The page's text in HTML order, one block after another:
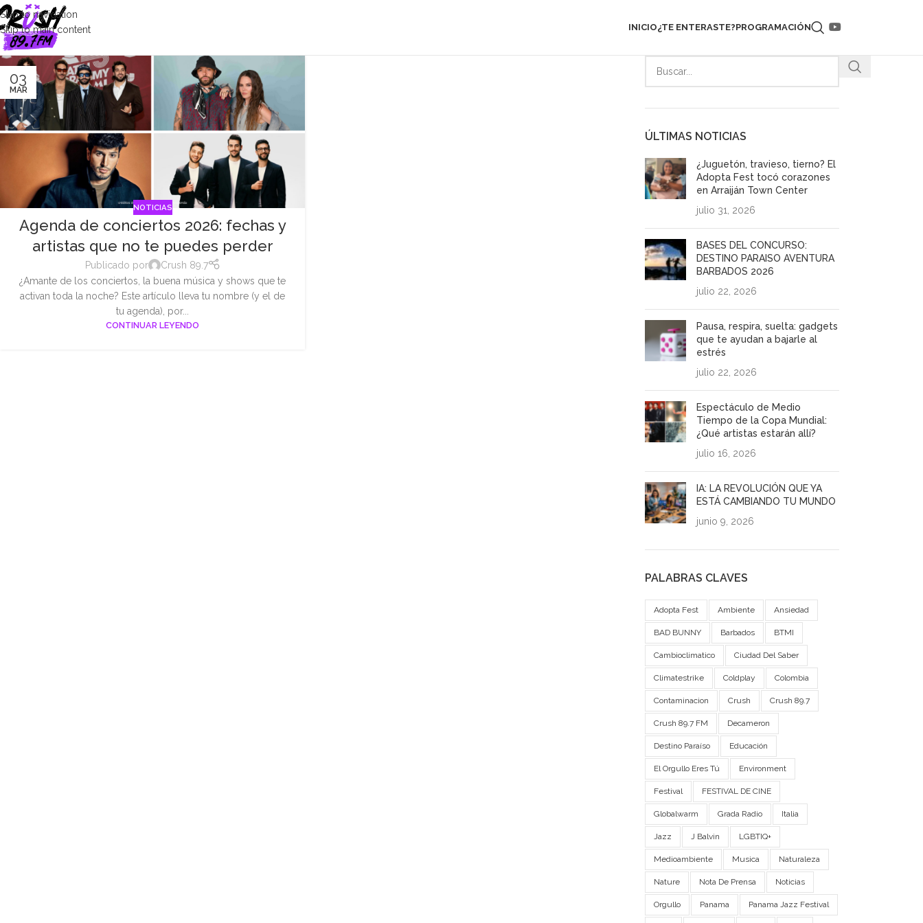
Skip to navigation
Skip to main content
INICIO¿TE ENTERASTE?PROGRAMACIÓN
03
MAR
NOTICIAS
Agenda de conciertos 2026: fechas y
artistas que no te puedes perder
Publicado por
Crush 89.7
¿Amante de los conciertos, la buena música y shows que te
activan toda la noche? Este artículo lleva tu nombre (y el de
tu agenda), por...
CONTINUAR LEYENDO
ÚLTIMAS NOTICIAS
¿Juguetón, travieso, tierno? El
Adopta Fest tocó corazones
en Arraiján Town Center
julio 31, 2026
BASES DEL CONCURSO:
DESTINO PARAISO AVENTURA
BARBADOS 2026
julio 22, 2026
Pausa, respira, suelta: gadgets
que te ayudan a bajarle al
estrés
julio 22, 2026
Espectáculo de Medio
Tiempo de la Copa Mundial:
¿Qué artistas estarán allí?
julio 16, 2026
IA: LA REVOLUCIÓN QUE YA
ESTÁ CAMBIANDO TU MUNDO
junio 9, 2026
PALABRAS CLAVES
Adopta Fest Ambiente Ansiedad
BAD BUNNY Barbados BTMI
Cambioclimatico Ciudad Del Saber
Climatestrike Coldplay Colombia
Contaminacion Crush Crush 89.7
Crush 89.7 FM Decameron
Destino Paraíso Educación
El Orgullo Eres Tú Environment
Festival FESTIVAL DE CINE
Globalwarm Grada Radio Italia
Jazz J Balvin LGBTIQ+
Medioambiente Musica Naturaleza
Nature Nota De Prensa Noticias
Orgullo Panama Panama Jazz Festival